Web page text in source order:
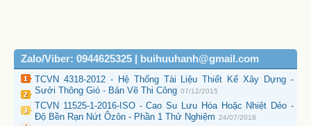
Zalo/Viber: 0944625325 | buihuuhanh@gmail.com
TCVN 4318-2012 - Hệ Thống Tài Liệu Thiết Kế Xây Dựng -
Sưởi Thông Gió - Bản Vẽ Thi Công 07/12/2015
TCVN 11525-1-2016-ISO - Cao Su Lưu Hóa Hoặc Nhiệt Dẻo -
Độ Bền Rạn Nứt Ôzôn - Phần 1 Thử Nghiệm 24/07/2018